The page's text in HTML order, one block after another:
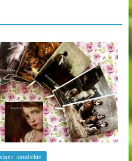
katolickie